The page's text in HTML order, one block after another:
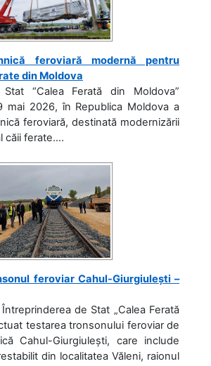
feroviară modernă pentru
din Moldova
“Calea Ferată din Moldova”
mai 2026, în Republica Moldova a
feroviară, destinată modernizării
căii ferate....
feroviar Cahul-Giurgiulești –
de Stat „Calea Ferată
testarea tronsonului feroviar de
Cahul-Giurgiulești, care include
din localitatea Văleni, raionul